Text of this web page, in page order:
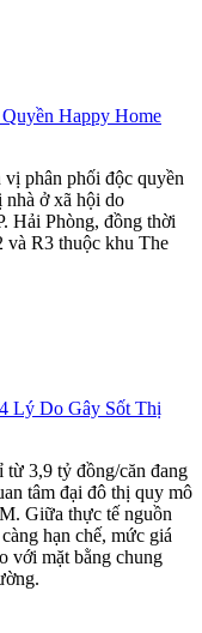
Happy Home
phân phối độc quyền
nhà ở xã hội do
Hải Phòng, đồng thời
và R3 thuộc khu The
Lý Do Gây Sốt Thị
từ 3,9 tỷ đồng/căn đang
tâm đại đô thị quy mô
Giữa thực tế nguồn
hạn chế, mức giá
với mặt bằng chung